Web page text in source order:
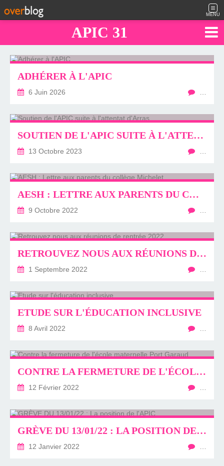
MENU
APIC 31
ADHÉRER À L'APIC
6 Juin 2026
SOUTIEN DE L'APIC SUITE À L'ATTENTAT D'ARRAS
13 Octobre 2023
AESH : LETTRE AUX PARENTS DU COLLÈGE MICHELET
9 Octobre 2022
RETROUVEZ NOUS AUX RÉUNIONS DE RENTRÉE 2022
1 Septembre 2022
ETUDE SUR L'ÉDUCATION INCLUSIVE
8 Avril 2022
CONTRE LA FERMETURE DE L'ÉCOLE MATERNELLE PORT GARAUD
12 Février 2022
GRÈVE DU 13/01/22 : LA POSITION DE L'APIC
12 Janvier 2022